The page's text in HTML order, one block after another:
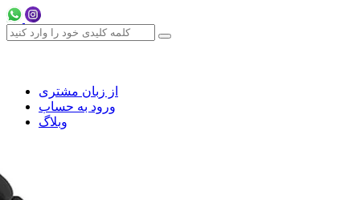
از زبان مشتری
ورود به حساب
وبلاگ